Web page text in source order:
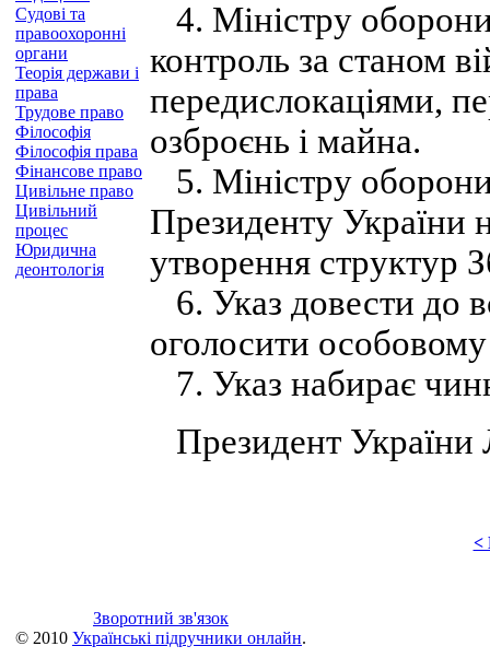
Судові та
правоохоронні
органи
Теорія держави і
права
Трудове право
Філософія
Філософія права
Фінансове право
Цивільне право
Цивільний
процес
Юридична
деонтологія
4. Міністру
контроль за станом
передислокаціями,
озброєнь і майна.
5. Міністру
Президенту України
утворення структур
6. Указ довести до
оголосити
7. Указ набирає
Президент України
<
Зворотний зв'язок
© 2010 Українські підручники онлайн.